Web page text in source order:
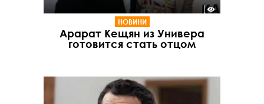
НОВИНИ
Арарат Кещян из Универа
готовится стать отцом